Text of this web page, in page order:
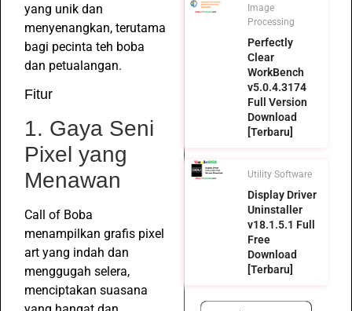
yang unik dan
menyenangkan, terutama
bagi pecinta teh boba
dan petualangan.
Fitur
1. Gaya Seni
Pixel yang
Menawan
Call of Boba
menampilkan grafis pixel
art yang indah dan
menggugah selera,
menciptakan suasana
Image
Processing
Perfectly
Clear
WorkBench
v5.0.4.3174
Full Version
Download
[Terbaru]
Utility Software
Display Driver
Uninstaller
v18.1.5.1 Full
Free
Download
[Terbaru]